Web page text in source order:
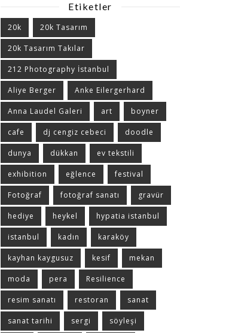
Etiketler
20k 20k Tasarım
20k Tasarım Takılar
212 Photography İstanbul
Aliye Berger Anke Eilergerhard
Anna Laudel Galeri art boyner
cafe dj cengiz cebeci doodle
dunya dükkan ev tekstili
exhibition eğlence festival
Fotoğraf fotoğraf sanatı gravür
hediye heykel hypatia istanbul
istanbul kadın karaköy
kayhan kaygusuz kesif mekan
moda pera Resilience
resim sanatı restoran sanat
sanat tarihi sergi söyleşi